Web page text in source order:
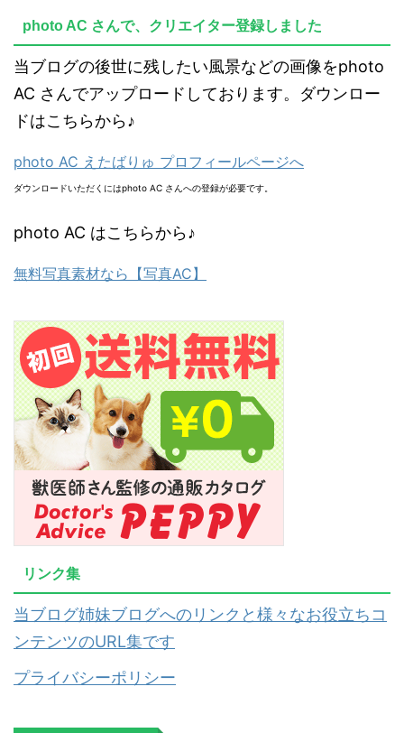
photo AC さんで、クリエイター登録しました
当ブログの後世に残したい風景などの画像をphoto
AC さんでアップロードしております。ダウンロー
ドはこちらから♪
photo AC えたばりゅ プロフィールページへ
ダウンロードいただくにはphoto AC さんへの登録が必要です。
photo AC はこちらから♪
無料写真素材なら【写真AC】
リンク集
当ブログ姉妹ブログへのリンクと様々なお役立ちコ
ンテンツのURL集です
プライバシーポリシー